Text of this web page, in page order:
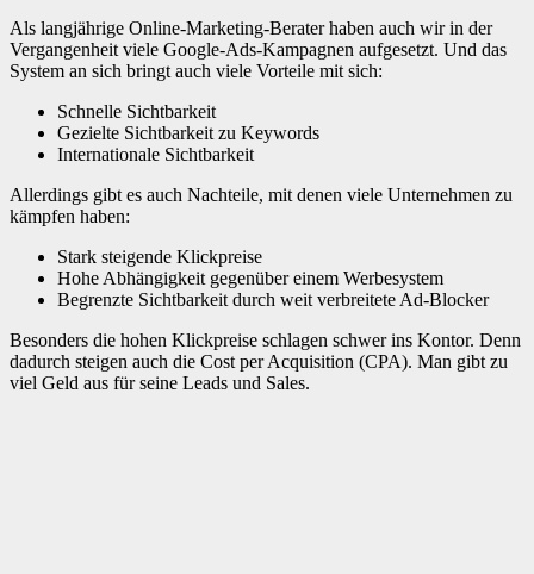
Als langjährige Online-Marketing-Berater haben auch wir in der
Vergangenheit viele Google-Ads-Kampagnen aufgesetzt. Und das
System an sich bringt auch viele Vorteile mit sich:
Schnelle Sichtbarkeit
Gezielte Sichtbarkeit zu Keywords
Internationale Sichtbarkeit
Allerdings gibt es auch Nachteile, mit denen viele Unternehmen zu
kämpfen haben:
Stark steigende Klickpreise
Hohe Abhängigkeit gegenüber einem Werbesystem
Begrenzte Sichtbarkeit durch weit verbreitete Ad-Blocker
Besonders die hohen Klickpreise schlagen schwer ins Kontor. Denn
dadurch steigen auch die Cost per Acquisition (CPA). Man gibt zu
viel Geld aus für seine Leads und Sales.